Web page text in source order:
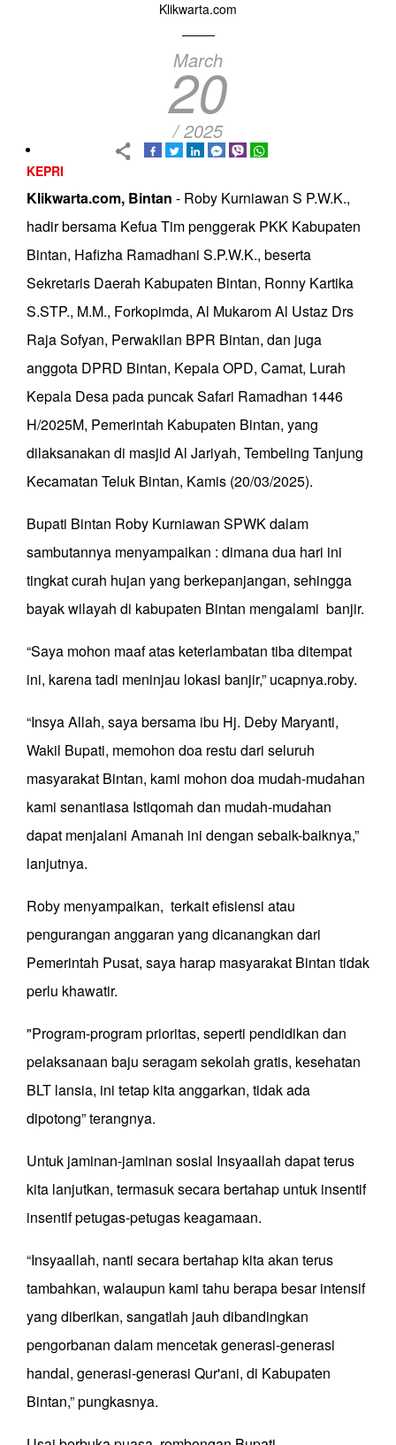
Klikwarta.com
March
20
/ 2025
KEPRI
Klikwarta.com, Bintan - Roby Kurniawan S P.W.K.,
hadir bersama Kefua Tim penggerak PKK Kabupaten
Bintan, Hafizha Ramadhani S.P.W.K., beserta
Sekretaris Daerah Kabupaten Bintan, Ronny Kartika
S.STP., M.M., Forkopimda, Al Mukarom Al Ustaz Drs
Raja Sofyan, Perwakilan BPR Bintan, dan juga
anggota DPRD Bintan, Kepala OPD, Camat, Lurah
Kepala Desa pada puncak Safari Ramadhan 1446
H/2025M, Pemerintah Kabupaten Bintan, yang
dilaksanakan di masjid Al Jariyah, Tembeling Tanjung
Kecamatan Teluk Bintan, Kamis (20/03/2025).
Bupati Bintan Roby Kurniawan SPWK dalam
sambutannya menyampaikan : dimana dua hari ini
tingkat curah hujan yang berkepanjangan, sehingga
bayak wilayah di kabupaten Bintan mengalami banjir.
“Saya mohon maaf atas keterlambatan tiba ditempat
ini, karena tadi meninjau lokasi banjir,” ucapnya.roby.
“Insya Allah, saya bersama ibu Hj. Deby Maryanti,
Wakil Bupati, memohon doa restu dari seluruh
masyarakat Bintan, kami mohon doa mudah-mudahan
kami senantiasa Istiqomah dan mudah-mudahan
dapat menjalani Amanah ini dengan sebaik-baiknya,”
lanjutnya.
Roby menyampaikan, terkait efisiensi atau
pengurangan anggaran yang dicanangkan dari
Pemerintah Pusat, saya harap masyarakat Bintan tidak
perlu khawatir.
"Program-program prioritas, seperti pendidikan dan
pelaksanaan baju seragam sekolah gratis, kesehatan
BLT lansia, ini tetap kita anggarkan, tidak ada
dipotong” terangnya.
Untuk jaminan-jaminan sosial Insyaallah dapat terus
kita lanjutkan, termasuk secara bertahap untuk insentif
insentif petugas-petugas keagamaan.
“Insyaallah, nanti secara bertahap kita akan terus
tambahkan, walaupun kami tahu berapa besar intensif
yang diberikan, sangatlah jauh dibandingkan
pengorbanan dalam mencetak generasi-generasi
handal, generasi-generasi Qur'ani, di Kabupaten
Bintan,” pungkasnya.